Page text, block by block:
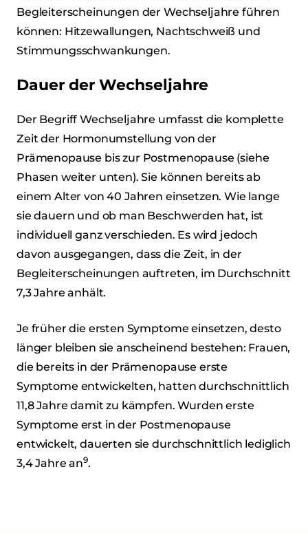
Begleiterscheinungen der Wechseljahre führen
können: Hitzewallungen, Nachtschweiß und
Stimmungsschwankungen.
Dauer der Wechseljahre
Der Begriff Wechseljahre umfasst die komplette
Zeit der Hormonumstellung von der
Prämenopause bis zur Postmenopause (siehe
Phasen weiter unten). Sie können bereits ab
einem Alter von 40 Jahren einsetzen. Wie lange
sie dauern und ob man Beschwerden hat, ist
individuell ganz verschieden. Es wird jedoch
davon ausgegangen, dass die Zeit, in der
Begleiterscheinungen auftreten, im Durchschnitt
7,3 Jahre anhält.
Je früher die ersten Symptome einsetzen, desto
länger bleiben sie anscheinend bestehen: Frauen,
die bereits in der Prämenopause erste
Symptome entwickelten, hatten durchschnittlich
11,8 Jahre damit zu kämpfen. Wurden erste
Symptome erst in der Postmenopause
entwickelt, dauerten sie durchschnittlich lediglich
3,4 Jahre an9.